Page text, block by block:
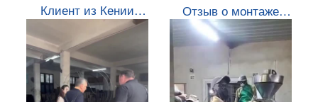
Клиент из Кении
использует отзывы
Отзыв о монтаже
машины ZX105 от
клиента из Буркина-
Фасо